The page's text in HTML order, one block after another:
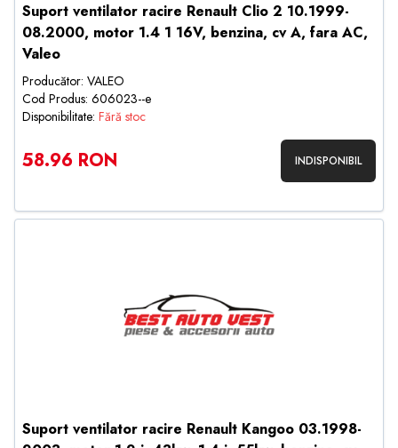
Suport ventilator racire Renault Clio 2 10.1999-
08.2000, motor 1.4 1 16V, benzina, cv A, fara AC,
Valeo
Producător: VALEO
Cod Produs: 606023--e
Disponibilitate: Fără stoc
58.96 RON INDISPONIBIL
Suport ventilator racire Renault Kangoo 03.1998-